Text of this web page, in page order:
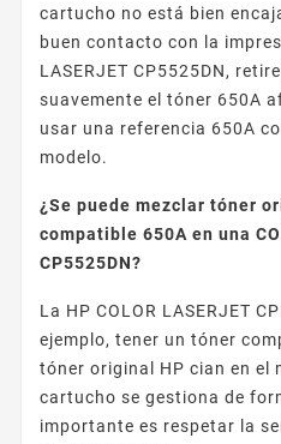
cartucho no está bien
buen contacto con la
LASERJET CP5525DN,
suavemente el tóner 650A
usar una referencia 650A
modelo.
¿Se puede mezclar tóner
compatible 650A en una
CP5525DN?
La HP COLOR LASERJET
ejemplo, tener un tóner
tóner original HP cian en el
cartucho se gestiona de
importante es respetar la